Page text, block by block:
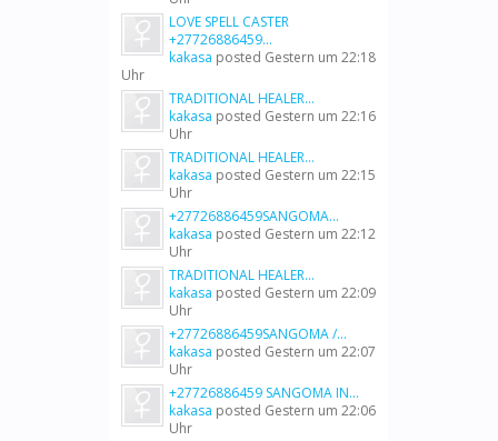
LOVE SPELL CASTER
+27726886459...
kakasa posted Gestern um 22:18
Uhr
TRADITIONAL HEALER...
kakasa posted Gestern um 22:16
Uhr
TRADITIONAL HEALER...
kakasa posted Gestern um 22:15
Uhr
+27726886459SANGOMA...
kakasa posted Gestern um 22:12
Uhr
TRADITIONAL HEALER...
kakasa posted Gestern um 22:09
Uhr
+27726886459SANGOMA /...
kakasa posted Gestern um 22:07
Uhr
+27726886459 SANGOMA IN...
kakasa posted Gestern um 22:06
Uhr